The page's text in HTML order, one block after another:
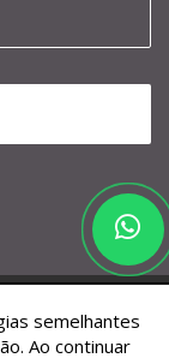
os Direitos
semelhantes
Ao continuar